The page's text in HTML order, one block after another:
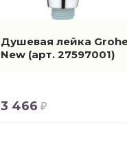
Душевая лейка
New (арт. 27597001)
3 466